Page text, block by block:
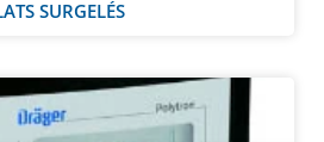
SURGELÉS